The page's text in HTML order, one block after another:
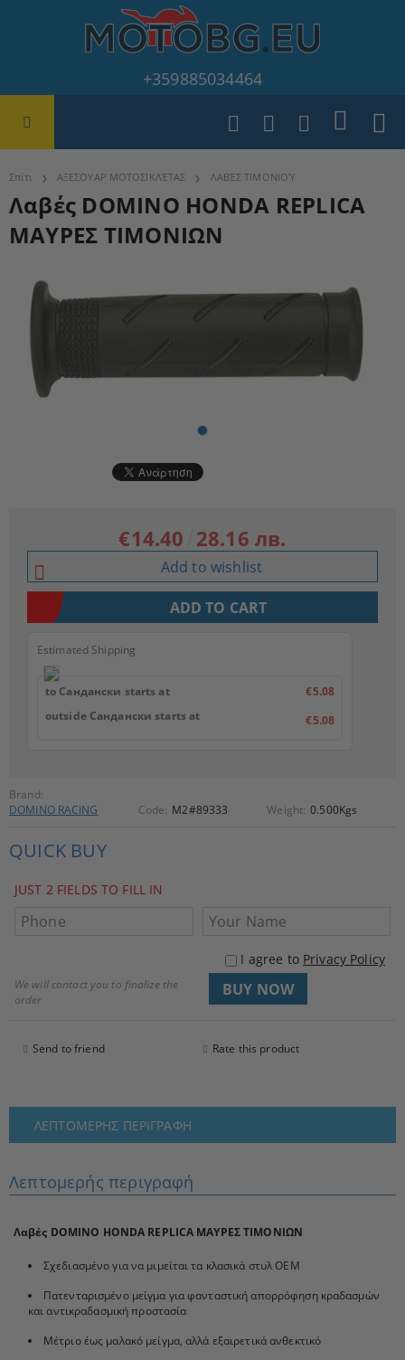
+359885034464
Σπίτι ΑΞΕΣΟΥΑΡ ΜΟΤΟΣΙΚΛΈΤΑΣ ΛΑΒΈΣ ΤΙΜΟΝΙΟΎ
Λαβές DOMINO HONDA REPLICA
ΜΑΥΡΕΣ ΤΙΜΟΝΙΩΝ
Brand:
DOMINO RACING
Code: M2#89333 Weight: 0.500Kgs
QUICK BUY
JUST 2 FIELDS TO FILL IN
I agree to Privacy Policy
We will contact you to finalize the
order
Send to friend Rate this product
€14.40 28.16 лв.
Add to wishlist
Estimated Shipping
to Сандански starts at
€5.08
outside Сандански starts at
€5.08
ΛΕΠΤΟΜΕΡΉΣ ΠΕΡΙΓΡΑΦΉ
Λεπτομερής περιγραφή
Λαβές DOMINO HONDA REPLICA ΜΑΥΡΕΣ ΤΙΜΟΝΙΩΝ
Σχεδιασμένο για να μιμείται τα κλασικά στυλ OEM
Πατενταρισμένο μείγμα για φανταστική απορρόφηση κραδασμών
και αντικραδασμική προστασία
Μέτριο έως μαλακό μείγμα, αλλά εξαιρετικά ανθεκτικό